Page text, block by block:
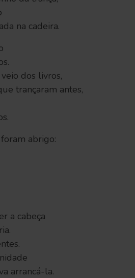
na cadeira.
dos livros,
trançaram antes,
abrigo:
a cabeça
arrancá-la.